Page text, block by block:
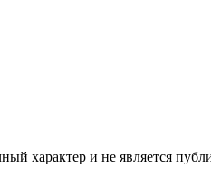
характер и не является